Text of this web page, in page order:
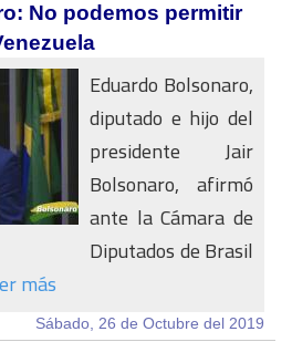
No podemos permitir
Eduardo Bolsonaro,
diputado e hijo del
presidente Jair
Bolsonaro, afirmó
ante la Cámara de
Diputados de Brasil
más
Sábado, 26 de Octubre del 2019